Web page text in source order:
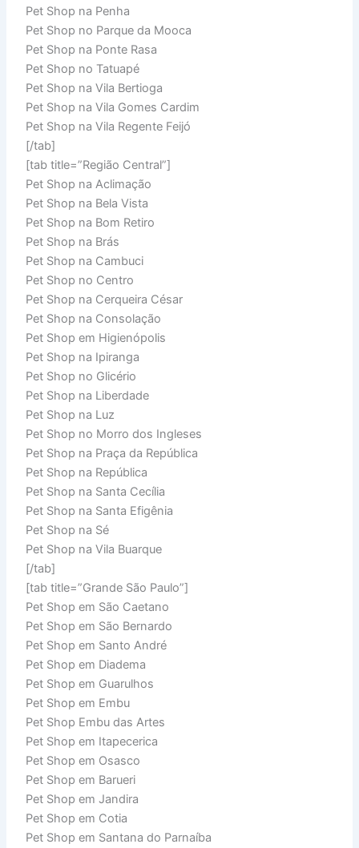
Pet Shop na Penha
Pet Shop no Parque da Mooca
Pet Shop na Ponte Rasa
Pet Shop no Tatuapé
Pet Shop na Vila Bertioga
Pet Shop na Vila Gomes Cardim
Pet Shop na Vila Regente Feijó
[/tab]
[tab title=”Região Central”]
Pet Shop na Aclimação
Pet Shop na Bela Vista
Pet Shop na Bom Retiro
Pet Shop na Brás
Pet Shop na Cambuci
Pet Shop no Centro
Pet Shop na Cerqueira César
Pet Shop na Consolação
Pet Shop em Higienópolis
Pet Shop na Ipiranga
Pet Shop no Glicério
Pet Shop na Liberdade
Pet Shop na Luz
Pet Shop no Morro dos Ingleses
Pet Shop na Praça da República
Pet Shop na República
Pet Shop na Santa Cecília
Pet Shop na Santa Efigênia
Pet Shop na Sé
Pet Shop na Vila Buarque
[/tab]
[tab title=”Grande São Paulo”]
Pet Shop em São Caetano
Pet Shop em São Bernardo
Pet Shop em Santo André
Pet Shop em Diadema
Pet Shop em Guarulhos
Pet Shop em Embu
Pet Shop Embu das Artes
Pet Shop em Itapecerica
Pet Shop em Osasco
Pet Shop em Barueri
Pet Shop em Jandira
Pet Shop em Cotia
Pet Shop em Santana do Parnaíba